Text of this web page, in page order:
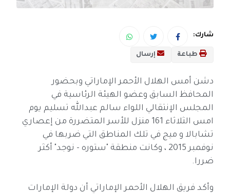
شارك:
طباعة إرسال
دشن أمس الهلال الأحمر الإماراتي وبحضور
المحافظ السابق وعضو الهيئة الرئاسية في
المجلس الإنتقالي اللواء سالم عبدالله تسليم يوم
امس الثلاثاء 161 منزل للأسر المتضررة من إعصاري
تشابالا و ميج في تلك المناطق التي ضربها في
نوفمبر 2015 ، وكانت منطقة "ستوره - نوجد" أكثر
ضررا.
وأكد فريق الهلال الأحمر الإماراتي أن دولة الإمارات